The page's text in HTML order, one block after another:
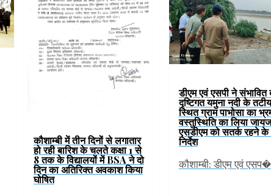
कौशाम्बी में तीन दिनों से लगातार
हो रही बारिश के चलते कक्षा 1 से
8 तक के विद्यालयों में BSA ने दो
दिन का अतिरिक्त अवकाश किया
घोषित
डीएम एवं एसपी ने संभावित
दृष्टिगत यमुना नदी के
स्थित ग्राम पाभोसा का
वस्तुस्थिति का लिया
एसडीएम को सतर्क रहने के
निर्देश
कौशाम्बी: डीएम एवं एसप�